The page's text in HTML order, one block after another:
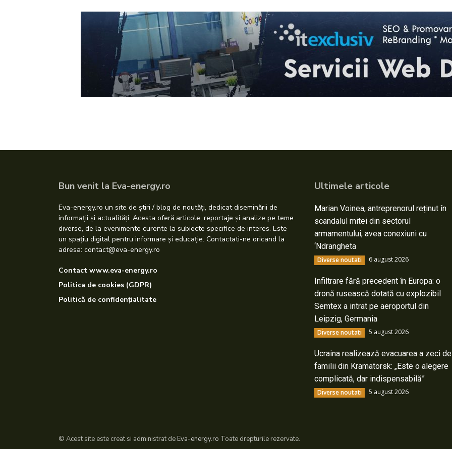
Bun venit la Eva-energy.ro
Eva-energy.ro un site de știri / blog de noutăți, dedicat diseminării de
informații și actualități. Acesta oferă articole, reportaje și analize pe teme
diverse, de la evenimente curente la subiecte specifice de interes. Este
un spațiu digital pentru informare și educație. Contactati-ne oricand la
adresa: contact@eva-energy.ro
Contact www.eva-energy.ro
Politica de cookies (GDPR)
Politică de confidențialitate
Ultimele articole
Marian Voinea, antreprenorul reținut în
scandalul mitei din sectorul
armamentului, avea conexiuni cu
‘Ndrangheta
Diverse noutati 6 august 2026
Infiltrare fără precedent în Europa: o
dronă rusească dotată cu explozibil
Semtex a intrat pe aeroportul din
Leipzig, Germania
Diverse noutati 5 august 2026
Ucraina realizează evacuarea a zeci de
familii din Kramatorsk: „Este o alegere
complicată, dar indispensabilă”
Diverse noutati 5 august 2026
© Acest site este creat si administrat deEva-energy.ro Toate drepturile rezervate.